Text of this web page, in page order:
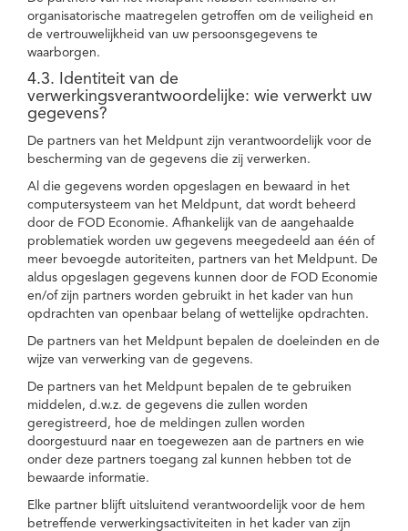
organisatorische maatregelen getroffen om de veiligheid en
de vertrouwelijkheid van uw persoonsgegevens te
waarborgen.
4.3. Identiteit van de
verwerkingsverantwoordelijke: wie verwerkt uw
gegevens?
De partners van het Meldpunt zijn verantwoordelijk voor de
bescherming van de gegevens die zij verwerken.
Al die gegevens worden opgeslagen en bewaard in het
computersysteem van het Meldpunt, dat wordt beheerd
door de FOD Economie. Afhankelijk van de aangehaalde
problematiek worden uw gegevens meegedeeld aan één of
meer bevoegde autoriteiten, partners van het Meldpunt. De
aldus opgeslagen gegevens kunnen door de FOD Economie
en/of zijn partners worden gebruikt in het kader van hun
opdrachten van openbaar belang of wettelijke opdrachten.
De partners van het Meldpunt bepalen de doeleinden en de
wijze van verwerking van de gegevens.
De partners van het Meldpunt bepalen de te gebruiken
middelen, d.w.z. de gegevens die zullen worden
geregistreerd, hoe de meldingen zullen worden
doorgestuurd naar en toegewezen aan de partners en wie
onder deze partners toegang zal kunnen hebben tot de
bewaarde informatie.
Elke partner blijft uitsluitend verantwoordelijk voor de hem
betreffende verwerkingsactiviteiten in het kader van zijn